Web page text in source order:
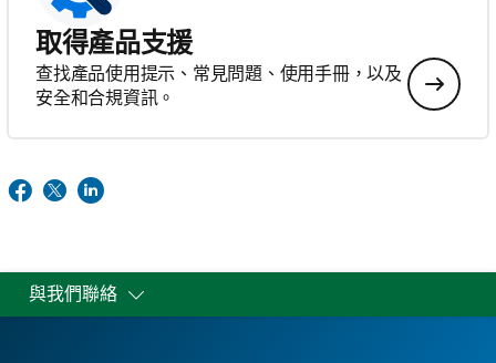
取得產品支援
查找產品使用提示、常見問題、使用手冊，以及
安全和合規資訊。
與我們聯絡